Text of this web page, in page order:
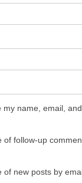
my name, email,
of follow-up
of new posts by